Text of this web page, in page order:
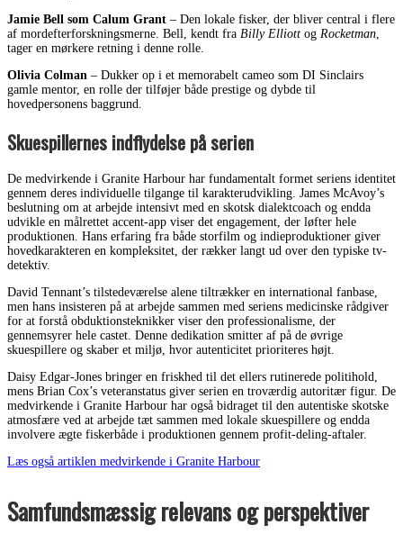
Jamie Bell som Calum Grant – Den lokale fisker, der bliver central i flere
af mordefterforskningsmerne. Bell, kendt fra Billy Elliott og Rocketman
tager en mørkere retning i denne rolle.
Olivia Colman – Dukker op i et memorabelt cameo som DI Sinclairs
gamle mentor, en rolle der tilføjer både prestige og dybde til
hovedpersonens baggrund.
Skuespillernes indflydelse på serien
De medvirkende i Granite Harbour har fundamentalt formet seriens identitet
gennem deres individuelle tilgange til karakterudvikling. James McAvoy’s
beslutning om at arbejde intensivt med en skotsk dialektcoach og endda
udvikle en målrettet accent-app viser det engagement, der løfter hele
produktionen. Hans erfaring fra både storfilm og indieproduktioner giver
hovedkarakteren en kompleksitet, der rækker langt ud over den typiske tv-
detektiv.
David Tennant’s tilstedeværelse alene tiltrækker en international fanbase,
men hans insisteren på at arbejde sammen med seriens medicinske rådgiver
for at forstå obduktionsteknikker viser den professionalisme, der
gennemsyrer hele castet. Denne dedikation smitter af på de øvrige
skuespillere og skaber et miljø, hvor autenticitet prioriteres højt.
Daisy Edgar-Jones bringer en friskhed til det ellers rutinerede politihold,
mens Brian Cox’s veteranstatus giver serien en troværdig autoritær figur. De
medvirkende i Granite Harbour har også bidraget til den autentiske skotske
atmosfære ved at arbejde tæt sammen med lokale skuespillere og endda
involvere ægte fiskerbåde i produktionen gennem profit-deling-aftaler.
Læs også artiklen medvirkende i Granite Harbour
Samfundsmæssig relevans og perspektiver